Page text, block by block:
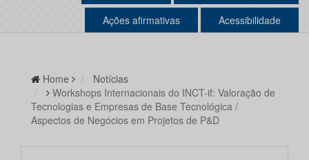
Ações afirmativas Acessibilidade
Home
Notícias
Workshops Internacionais do INCT-if: Valoração de
Tecnologias e Empresas de Base Tecnológica /
Aspectos de Negócios em Projetos de P&D